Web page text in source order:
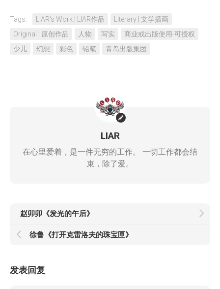
Tags: LIAR‘s Work | LIAR作品
Literary | 文学插画
Original | 原创作品
人物 写实
商业或出版使用-可授权
少儿
幻想 彩色 铅笔 青岛出版集团
LIAR
在心里爱着，是一件无穷的工作。 一切工作都会结
束，除了爱。
赵卯卯《发光的午后》
徐鲁《打开克雷洛夫的珠宝匣》
发表回复